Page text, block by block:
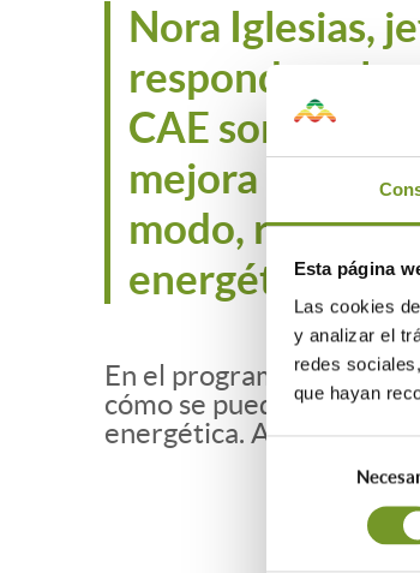
Esta página
Las cookies
y analizar el
redes
que hayan
consentimiento
Nora Iglesias,
responder a
CAE son
mejora de
modo,
En el programa de hoy
cómo se pueden
energética. Además,